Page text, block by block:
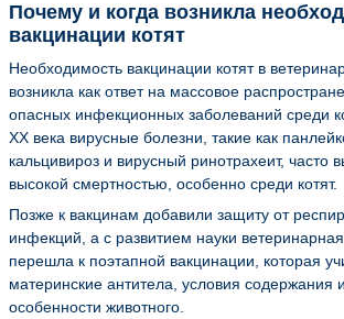
Почему и когда возникла
вакцинации котят
Необходимость вакцинации котят в
возникла как ответ на массовое
опасных инфекционных заболеваний среди
XX века вирусные болезни, такие как
кальцивироз и вирусный ринотрахеит, часто
высокой смертностью, особенно среди котят.
Позже к вакцинам добавили защиту от
инфекций, а с развитием науки
перешла к поэтапной вакцинации, которая
материнские антитела, условия содержания
особенности животного.